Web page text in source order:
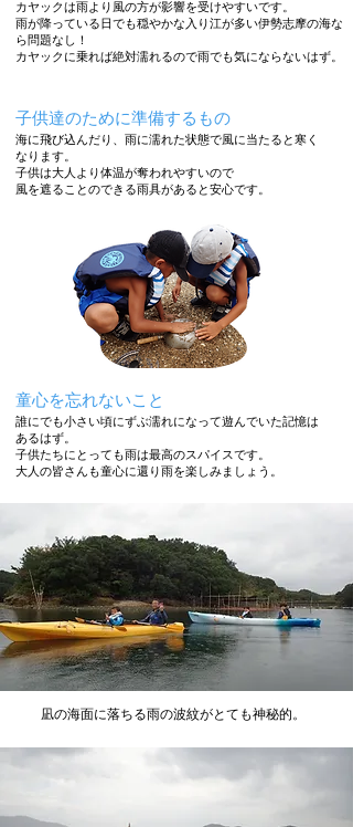
カヤックは雨より風の方が影響を受けやすいです。
​雨が降っている日でも穏やかな入り江が多い伊勢志摩の海な
ら問題なし！
カヤックに乗れば絶対濡れるので雨でも気にならないはず。
子供達のために準備するもの
​海に飛び込んだり、雨に濡れた状態で風に当たると寒く
なります。
​子供は大人より体温が奪われやすいので
風を遮ることのできる雨具があると安心です。
童心を忘れないこと
誰にでも小さい頃にずぶ濡れになって遊んでいた記憶は
あるはず。
子供たちにとっても雨は最高のスパイスです。
大人の皆さんも童心に還り雨を楽しみましょう。
​凪の海面に落ちる雨の波紋がとても神秘的。